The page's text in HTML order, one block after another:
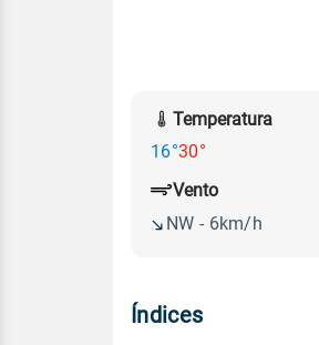
Temperatura
16°30°
Vento
NW - 6km/h
Índices